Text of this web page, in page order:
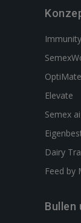
OptiMate
Elevate
Semex
Dairy
Feed by
Bullen